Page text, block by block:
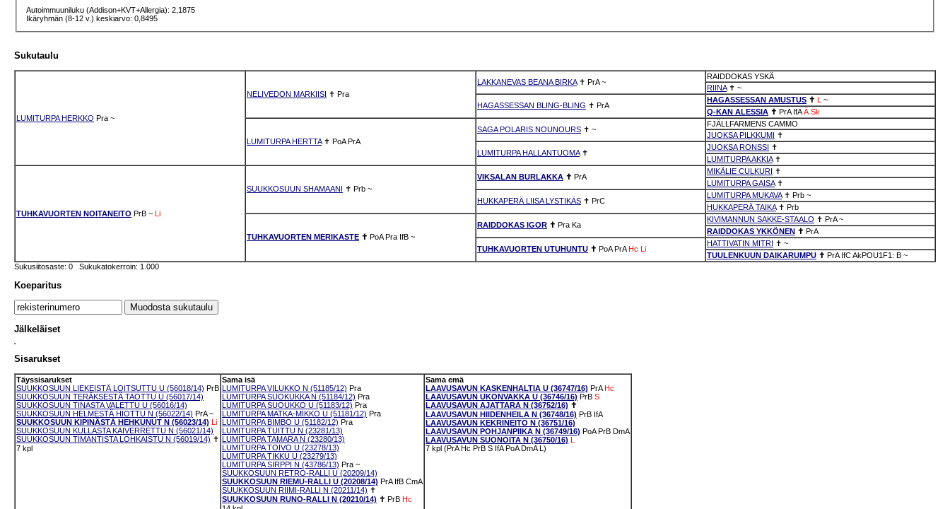
Autoimmuuniluku (Addison+KVT+Allergia): 2,1875
Ikäryhmän (8-12 v.) keskiarvo: 0,8495
Sukutaulu
LUMITURPA HERKKO Pra ~
NELIVEDON MARKIISI ✝ Pra
LAKKANEVAS BEANA BIRKA✝ PrA ~
RAIDDOKAS YSKÄ
RIINA✝ ~
HAGASSESSAN BLING-BLING ✝ PrA
HAGASSESSAN AMUSTUS ✝ L ~
Q-KAN ALESSIA ✝ PrA IfA Ä Sk
LUMITURPA HERTTA✝ PoA PrA
SAGA POLARIS NOUNOURS ✝ ~
FJÄLLFARMENS CAMMO
JUOKSA PILKKUMI ✝
LUMITURPA HALLANTUOMA✝
JUOKSA RONSSI ✝
LUMITURPA AKKIA✝
TUHKAVUORTEN NOITANEITO PrB ~ Li
SUUKKOSUUN SHAMAANI ✝ Prb ~
VIKSALAN BURLAKKA ✝ PrA
MIKÄLIE CULKURI ✝
LUMITURPA GAISA✝
HUKKAPERÄ LIISA LYSTIKÄS ✝ PrC
LUMITURPA MUKAVA✝ Prb ~
HUKKAPERÄ TAIKA✝ Prb
TUHKAVUORTEN MERIKASTE ✝ PoA Pra IfB ~
RAIDDOKAS IGOR ✝ Pra Ka
KIVIMANNUN SAKKE-STAALO ✝ PrA ~
RAIDDOKAS YKKÖNEN ✝ PrA
TUHKAVUORTEN UTUHUNTU ✝ PoA PrA Hc Li
HATTIVATIN MITRI ✝ ~
TUULENKUUN DAIKARUMPU ✝ PrA IfCAkPOU1F1: B ~
Sukusiitosaste: 0 Sukukatokerroin: 1.000
Koeparitus
Jälkeläiset
Sisarukset
Täyssisarukset
SUUKKOSUUN LIEKEISTÄ LOITSUTTU U (56018/14) PrB
SUUKKOSUUN TERÄKSESTÄ TAOTTU U (56017/14)
SUUKKOSUUN TINASTA VALETTU U (56016/14)
SUUKKOSUUN HELMESTÄ HIOTTU N (56022/14) PrA ~
SUUKKOSUUN KIPINÄSTÄ HEHKUNUT N (56023/14) Li
SUUKKOSUUN KULLASTA KAIVERRETTU N (56021/14)
SUUKKOSUUN TIMANTISTA LOHKAISTU N (56019/14) ✝
7 kpl
Sama isä
LUMITURPA VILUKKO N (51185/12) Pra
LUMITURPA SUOKUKKA N (51184/12) Pra
LUMITURPA SUOUKKO U (51183/12) Pra
LUMITURPA MATKA-MIKKO U (51181/12) Pra
LUMITURPA BIMBO U (51182/12) Pra
LUMITURPA TUITTU N (23281/13)
LUMITURPA TAMARA N (23280/13)
LUMITURPA TOIVO U (23278/13)
LUMITURPA TIKKU U (23279/13)
LUMITURPA SIRPPI N (43786/13) Pra ~
SUUKKOSUUN RETRO-RALLI U (20209/14)
SUUKKOSUUN RIEMU-RALLI U (20208/14) PrA IfB CmA
SUUKKOSUUN RIIMI-RALLI N (20211/14) ✝
SUUKKOSUUN RUNO-RALLI N (20210/14) ✝ PrB Hc
Sama emä
LAAVUSAVUN KASKENHALTIA U (36747/16) PrA Hc
LAAVUSAVUN UKONVAKKA U (36746/16) PrB S
LAAVUSAVUN AJATTARA N (36752/16) ✝
LAAVUSAVUN HIIDENHEILA N (36748/16) PrB IfA
LAAVUSAVUN KEKRINEITO N (36751/16)
LAAVUSAVUN POHJANPIIKA N (36749/16) PoA PrB DmA
LAAVUSAVUN SUONOITA N (36750/16) L
7 kpl (PrA Hc PrB S IfA PoA DmA L)